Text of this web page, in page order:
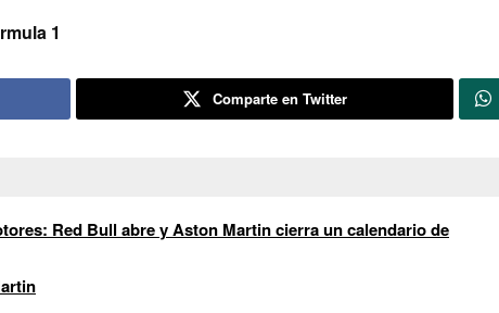
1
Comparte en Twitter
Red Bull abre y Aston Martin cierra un calendario de